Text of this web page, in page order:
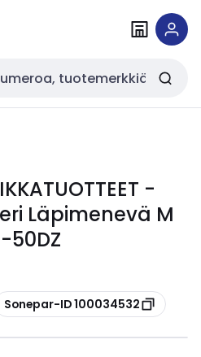
-
Läpimenevä M
50DZ
Sonepar-ID 100034532